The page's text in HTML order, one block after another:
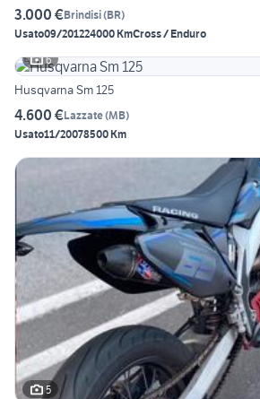
3.000 €Brindisi(BR)
Usato09/201224000 KmCross / Enduro
6
Husqvarna Sm 125
4.600 €Lazzate(MB)
Usato11/20078500 Km
5